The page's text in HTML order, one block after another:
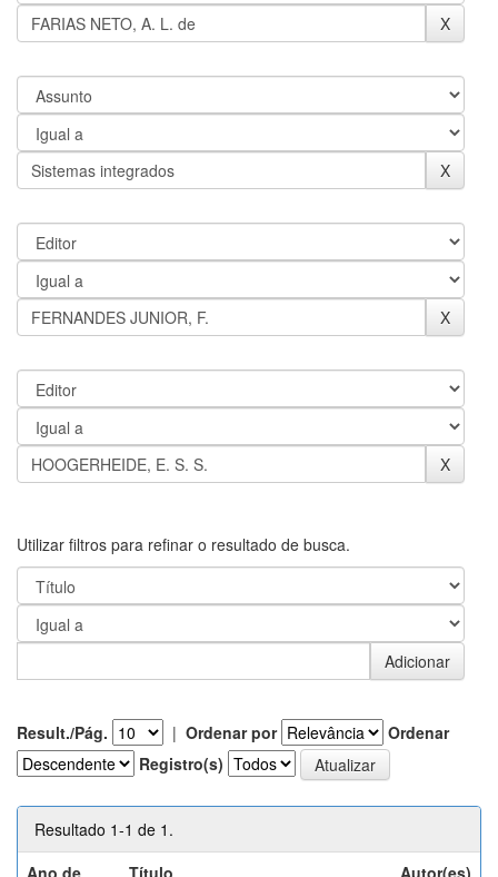
Utilizar filtros para refinar o resultado de busca.
Result./Pág. | Ordenar por
Ordenar
Registro(s)
Resultado 1-1 de 1.
Ano de
Título Autor(es)